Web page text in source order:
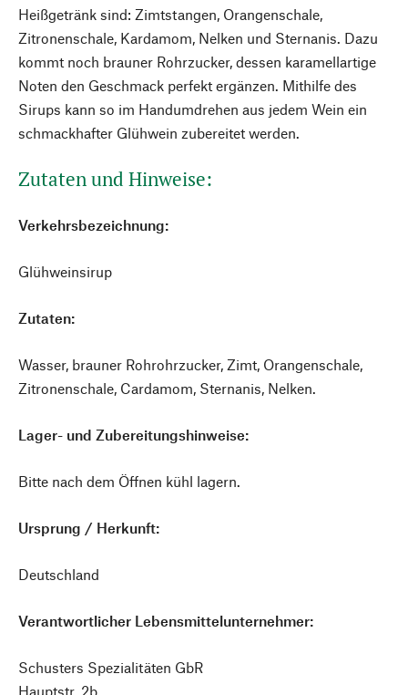
Heißgetränk sind: Zimtstangen, Orangenschale,
Zitronenschale, Kardamom, Nelken und Sternanis. Dazu
kommt noch brauner Rohrzucker, dessen karamellartige
Noten den Geschmack perfekt ergänzen. Mithilfe des
Sirups kann so im Handumdrehen aus jedem Wein ein
schmackhafter Glühwein zubereitet werden.
Zutaten und Hinweise:
Verkehrsbezeichnung:
Glühweinsirup
Zutaten:
Wasser, brauner Rohrohrzucker, Zimt, Orangenschale,
Zitronenschale, Cardamom, Sternanis, Nelken.
Lager- und Zubereitungshinweise:
Bitte nach dem Öffnen kühl lagern.
Ursprung / Herkunft:
Deutschland
Verantwortlicher Lebensmittelunternehmer:
Schusters Spezialitäten GbR
Hauptstr. 2b